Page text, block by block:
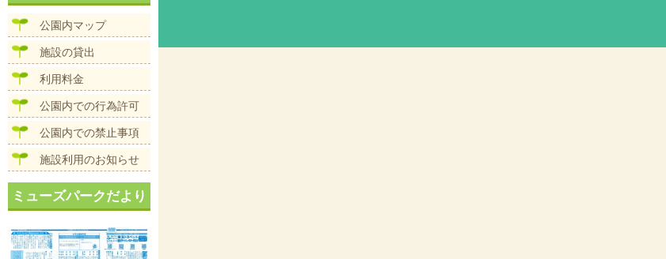
ズ
ビ
公園内マップ
施設の貸出
利用料金
公園内での行為許可
公園内での禁止事項
施設利用のお知らせ
ミューズパークだより